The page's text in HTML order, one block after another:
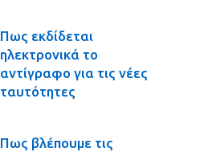
Πως εκδίδεται
ηλεκτρονικά το
αντίγραφο για τις νέες
ταυτότητες
Πως βλέπουμε τις